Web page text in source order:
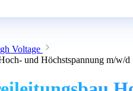
Voltage
und Höchstspannung m/w/d